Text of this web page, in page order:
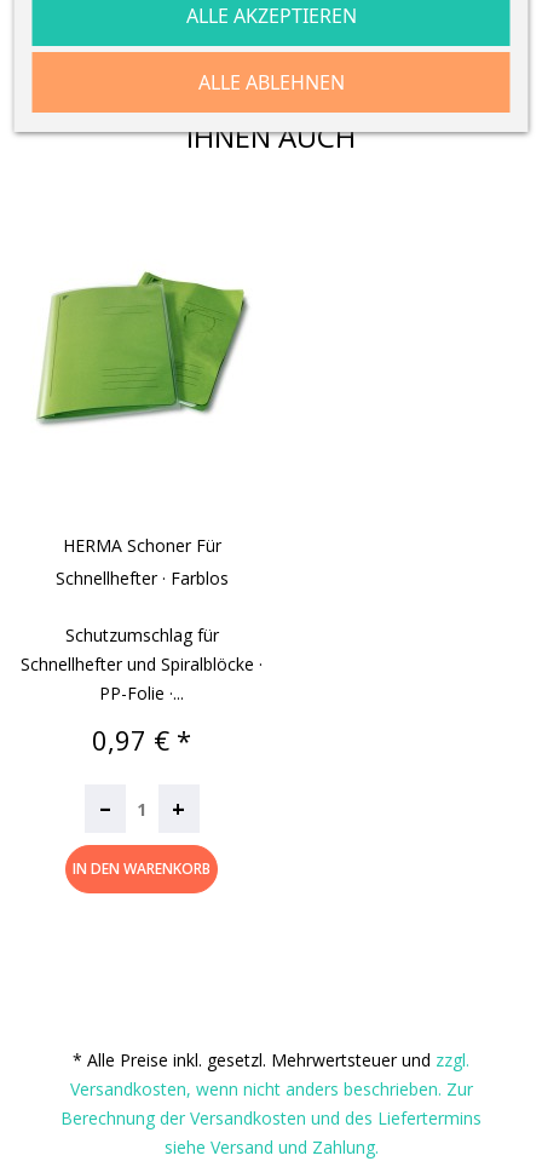
VIELLEICHT GEFÄLLT
IHNEN AUCH
HERMA Schoner Für
Schnellhefter · Farblos
Schutzumschlag für
Schnellhefter und Spiralblöcke ·
PP-Folie ·...
Preis
0,97 € *
– +
IN DEN WARENKORB
* Alle Preise inkl. gesetzl. Mehrwertsteuer und zzgl.
Versandkosten, wenn nicht anders beschrieben. Zur
Berechnung der Versandkosten und des Liefertermins
siehe Versand und Zahlung.
ALLE ABLEHNEN
ALLE AKZEPTIEREN